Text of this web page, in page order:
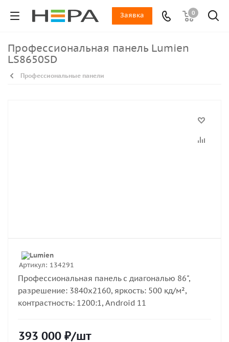
0
Заявка
Профессиональная панель Lumien
LS8650SD
Профессиональные панели
Артикул: 134291
Профессиональная панель с диагональю 86",
разрешение: 3840х2160, яркость: 500 кд/м²,
контрастность: 1200:1, Android 11
393 000 ₽/шт